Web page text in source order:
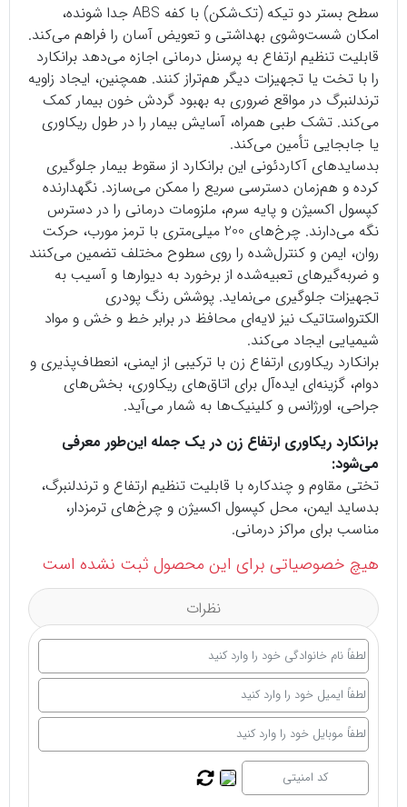
سطح بستر دو تیکه (تک‌شکن) با کفه ABS جدا شونده،
امکان شست‌وشوی بهداشتی و تعویض آسان را فراهم می‌کند.
قابلیت تنظیم ارتفاع به پرسنل درمانی اجازه می‌دهد برانکارد
را با تخت یا تجهیزات دیگر هم‌تراز کنند. همچنین، ایجاد زاویه
ترندلنبرگ در مواقع ضروری به بهبود گردش خون بیمار کمک
می‌کند. تشک طبی همراه، آسایش بیمار را در طول ریکاوری
یا جابجایی تأمین می‌کند.
بدسایدهای آکاردئونی این برانکارد از سقوط بیمار جلوگیری
کرده و هم‌زمان دسترسی سریع را ممکن می‌سازد. نگهدارنده
کپسول اکسیژن و پایه سرم، ملزومات درمانی را در دسترس
نگه می‌دارند. چرخ‌های 200 میلی‌متری با ترمز مورب، حرکت
روان، ایمن و کنترل‌شده را روی سطوح مختلف تضمین می‌کنند
و ضربه‌گیرهای تعبیه‌شده از برخورد به دیوارها و آسیب به
تجهیزات جلوگیری می‌نماید. پوشش رنگ پودری
الکترواستاتیک نیز لایه‌ای محافظ در برابر خط و خش و مواد
شیمیایی ایجاد می‌کند.
برانکارد ریکاوری ارتفاع زن با ترکیبی از ایمنی، انعطاف‌پذیری و
دوام، گزینه‌ای ایده‌آل برای اتاق‌های ریکاوری، بخش‌های
جراحی، اورژانس و کلینیک‌ها به شمار می‌آید.
برانکارد ریکاوری ارتفاع زن در یک جمله این‌طور معرفی
می‌شود:
تختی مقاوم و چندکاره با قابلیت تنظیم ارتفاع و ترندلنبرگ،
بدساید ایمن، محل کپسول اکسیژن و چرخ‌های ترمزدار،
مناسب برای مراکز درمانی.
هیچ خصوصیاتی برای این محصول ثبت نشده است
نظرات